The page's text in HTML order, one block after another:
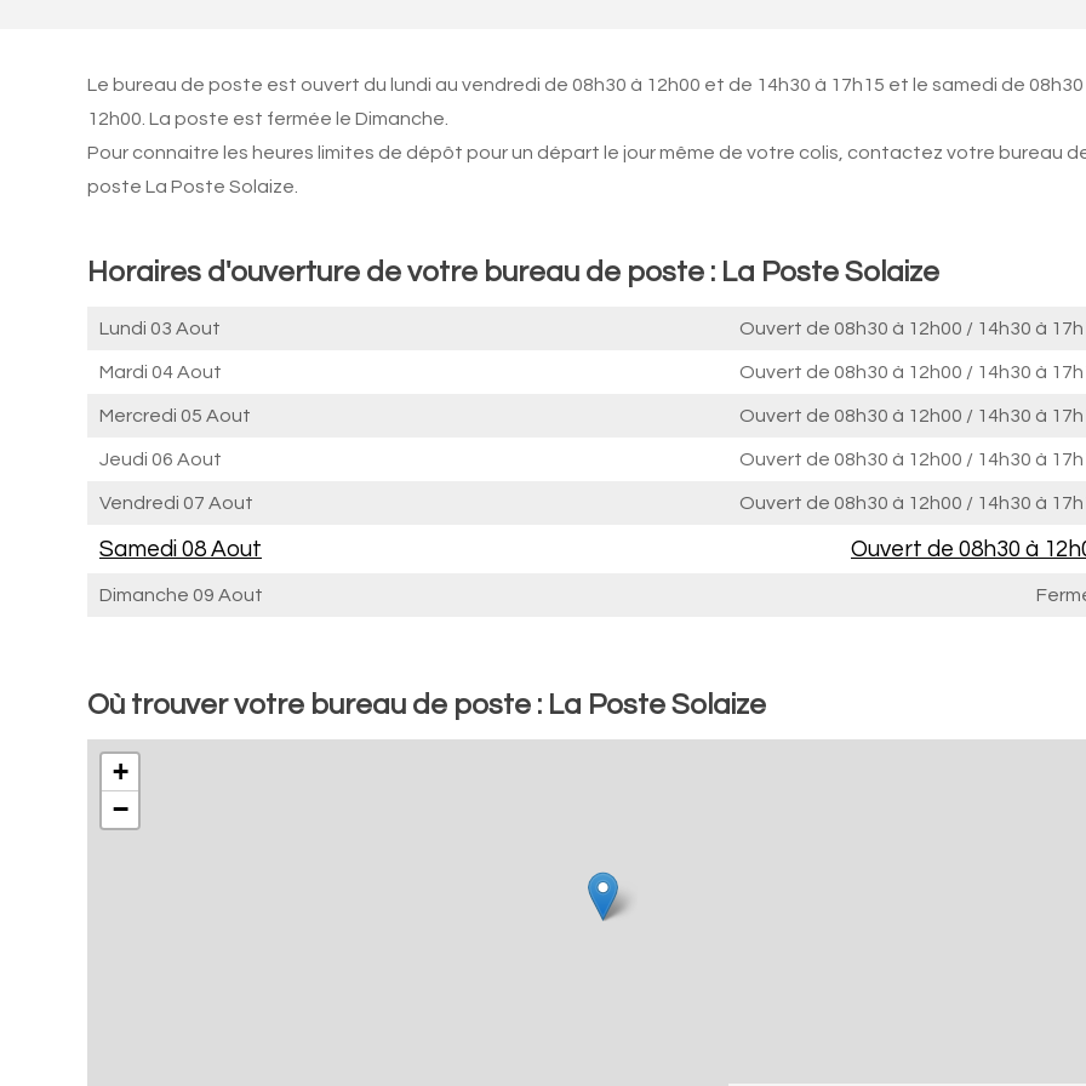
Le bureau de poste est ouvert du lundi au vendredi de 08h30 à 12h00 et de 14h30 à 17h15 et le samedi de 08h30
12h00. La poste est fermée le Dimanche.
Pour connaitre les heures limites de dépôt pour un départ le jour même de votre colis, contactez votre bureau
poste La Poste Solaize.
Horaires d'ouverture de votre bureau de poste : La Poste Solaize
Lundi 03 Aout Ouvert de 08h30 à 12h00 / 14h30 à
Mardi 04 Aout Ouvert de 08h30 à 12h00 / 14h30 à
Mercredi 05 Aout Ouvert de 08h30 à 12h00 / 14h30 à
Jeudi 06 Aout Ouvert de 08h30 à 12h00 / 14h30 à
Vendredi 07 Aout Ouvert de 08h30 à 12h00 / 14h30 à
Samedi 08 Aout Ouvert de 08h30 à
Dimanche 09 Aout
Où trouver votre bureau de poste : La Poste Solaize
+
−